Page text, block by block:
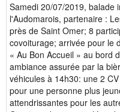
Samedi 20/07/2019, balade
l'Audomarois, partenaire :
près de Saint Omer; 8
covoiturage; arrivée pour le
« Au Bon Accueil » au bord
ambiance assurée par la
véhicules à 14h30: une 2
pour une personne plus
attendrissantes pour les